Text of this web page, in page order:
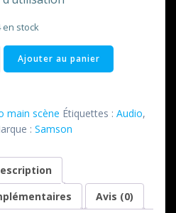
en stock
Ajouter au panier
main scène Étiquettes : Audio,
: Samson
Avis (0)